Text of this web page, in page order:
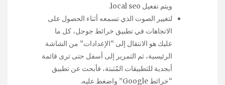
ويتم تفعيل local seo.
لتغيير الصوت الذي تسمعه أثناء الحصول على
الاتجاهات في تطبيق خرائط جوجل، كل ما
عليك هو الانتقال إلى “الإعدادات” من الشاشة
الرئيسية، ثم التمرير إلى أسفل حتى ترى قائمة
أبجدية للتطبيقات المُثبتة، فأبحث عن تطبيق
“خرائط Google” واضغط عليه.